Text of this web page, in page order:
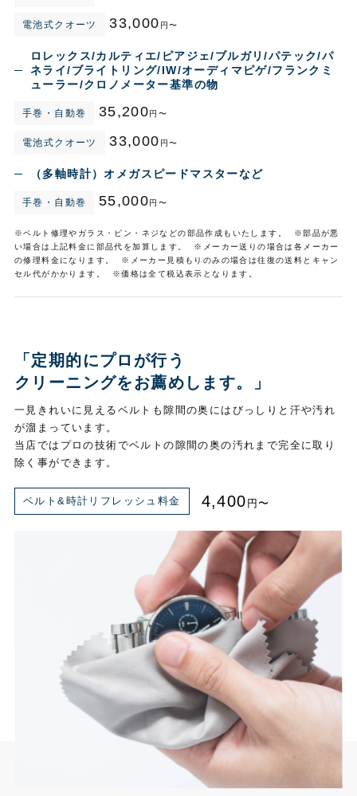
電池式クオーツ 33,000 円〜
ロレックス/カルティエ/ピアジェ/ブルガリ/パテック/パ
ネライ/ブライトリング/IW/オーディマピゲ/フランクミ
ューラー/クロノメーター基準の物
手巻・自動巻 35,200円〜
電池式クオーツ 33,000 円〜
（多軸時計）オメガスピードマスターなど
手巻・自動巻 55,000円〜
※ベルト修理やガラス・ピン・ネジなどの部品作成もいたします。 ※部品が悪
い場合は上記料金に部品代を加算します。 ※メーカー送りの場合は各メーカー
の修理料金になります。 ※メーカー見積もりのみの場合は往復の送料とキャン
セル代がかかります。 ※価格は全て税込表示となります。
「定期的にプロが行う
クリーニングをお薦めします。」
一見きれいに見えるベルトも隙間の奥にはびっしりと汗や汚れ
が溜まっています。
当店ではプロの技術でベルトの隙間の奥の汚れまで完全に取り
除く事ができます。
ベルト&時計リフレッシュ料金 4,400 円〜